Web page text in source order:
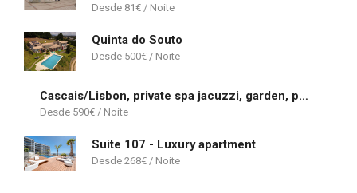
81€
Quinta do Souto
500€
Cascais/Lisbon, private spa jacuzzi, garden, pool & barbecue beach House
590€
Suite 107 - Luxury apartment
268€